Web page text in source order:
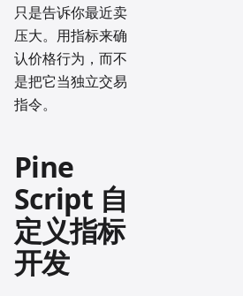
只是告诉你最近卖
压大。用指标来确
认价格行为，而不
是把它当独立交易
指令。
Pine
Script 自
定义指标
开发